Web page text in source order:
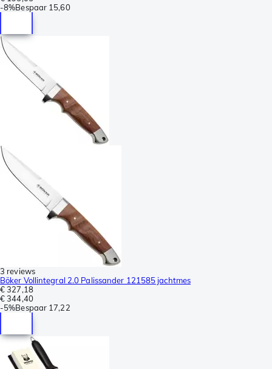
-8%Bespaar 15,60
3 reviews
Böker Vollintegral 2.0 Palissander 121585 jachtmes
€ 327,18
€ 344,40
-5%Bespaar 17,22